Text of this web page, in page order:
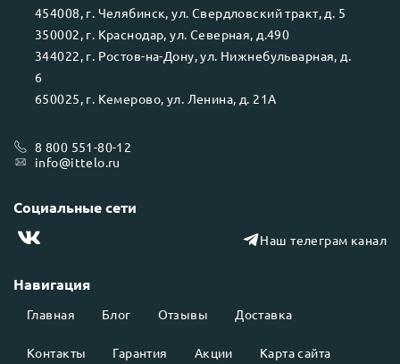
Навигация
Главная Блог Отзывы Доставка
Контакты Гарантия Акции Карта сайта
454008, г. Челябинск, ул. Свердловский тракт, д. 5
350002, г. Краснодар, ул. Северная, д.490
344022, г. Ростов-на-Дону, ул. Нижнебульварная, д.
6
650025, г. Кемерово, ул. Ленина, д. 21А
8 800 551-80-12
info@ittelo.ru
Социальные сети
Наш телеграм канал